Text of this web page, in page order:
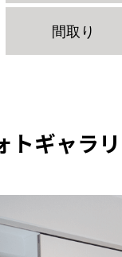
間取り
トギャラ